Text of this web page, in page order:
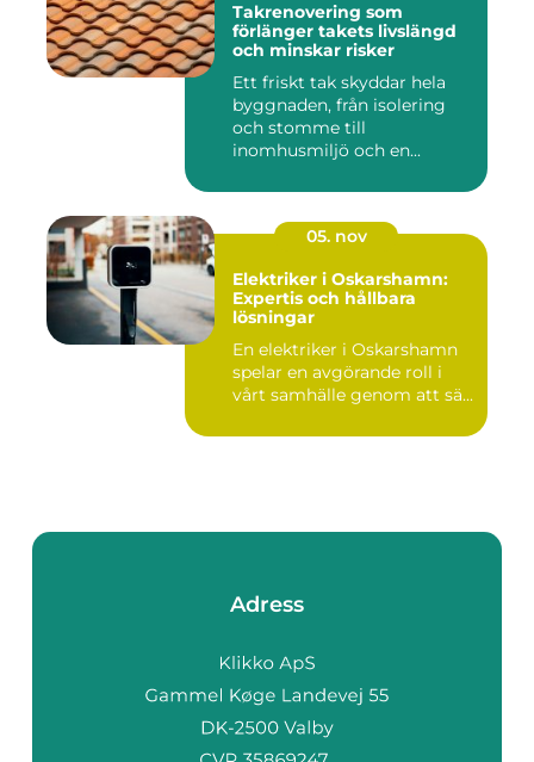
Takrenovering som
förlänger takets livslängd
och minskar risker
Ett friskt tak skyddar hela
byggnaden, från isolering
och stomme till
inomhusmiljö och en...
05. nov
Elektriker i Oskarshamn:
Expertis och hållbara
lösningar
En elektriker i Oskarshamn
spelar en avgörande roll i
vårt samhälle genom att sä...
Adress